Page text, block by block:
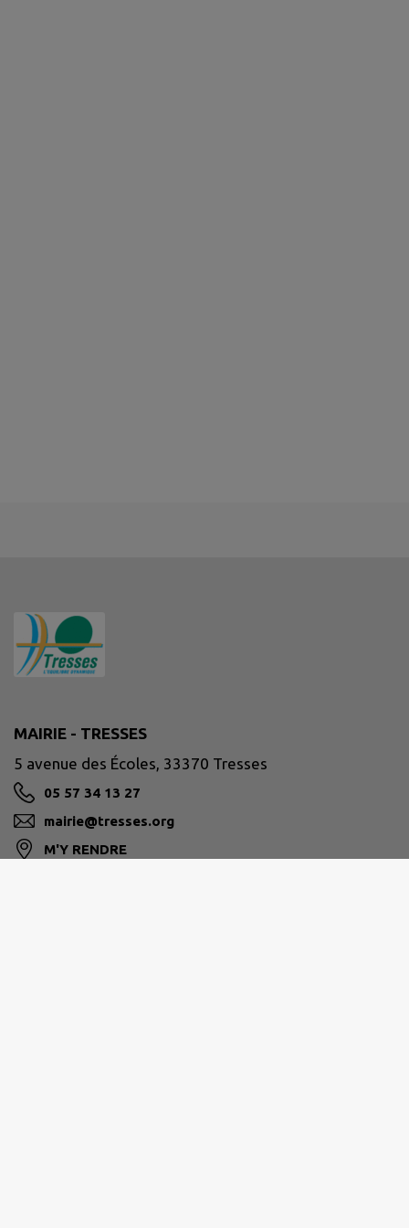
MAIRIE - TRESSES
5 avenue des Écoles, 33370 Tresses
05 57 34 13 27
mairie@tresses.org
M'Y RENDRE